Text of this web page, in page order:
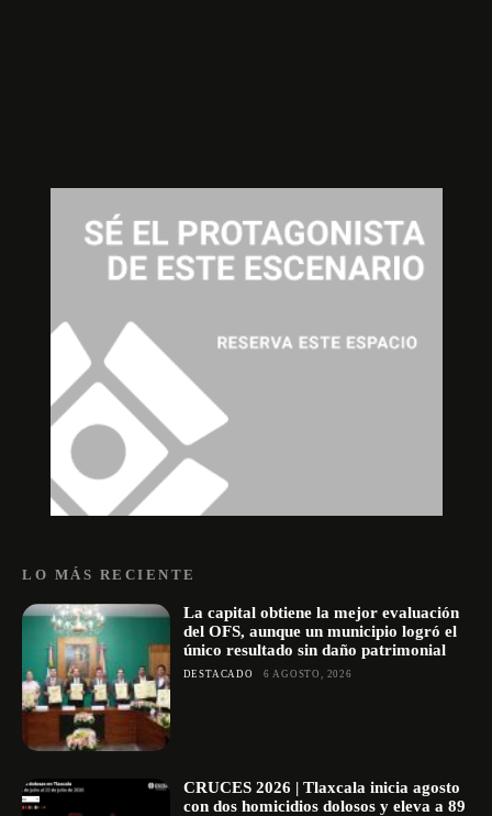
LO MÁS RECIENTE
La capital obtiene la mejor evaluación
del OFS, aunque un municipio logró el
único resultado sin daño patrimonial
DESTACADO 6 AGOSTO, 2026
CRUCES 2026 | Tlaxcala inicia agosto
con dos homicidios dolosos y eleva a 89